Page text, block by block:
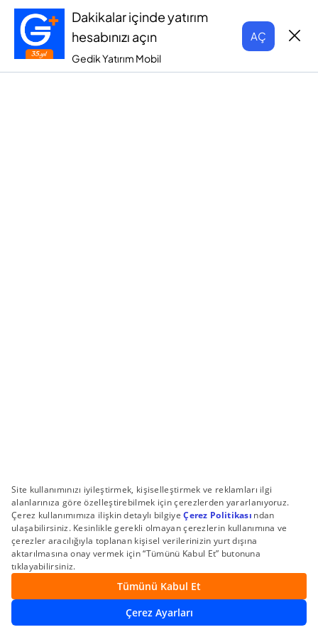
Dakikalar içinde yatırım
hesabınızı açın
Gedik Yatırım Mobil
AÇ